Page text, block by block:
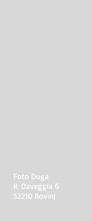
Foto Duga
R. Daveggia 6
52210 Rovinj